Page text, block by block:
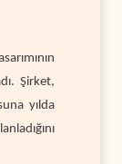
Şirket,
yılda